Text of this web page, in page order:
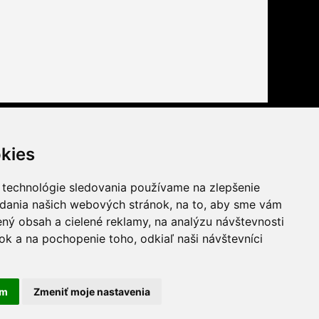
sledovania používame na zlepšenie
našich webových stránok, na to, aby sme vám
obsah a cielené reklamy, na analýzu návštevnosti
a na pochopenie toho, odkiaľ naši návštevníci
Zmeniť moje nastavenia
twitter instagram